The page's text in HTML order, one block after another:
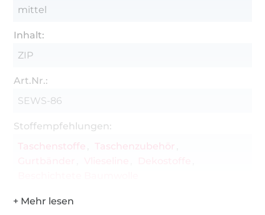
Schnittmuster mit allen Schnittgrößen im DIN
Bananentasche:
3 praktische Größen
verwendbar als klassische Schultertasche oder
Cross Bag
aufgesetztes Steckfach im Futter
mit 2-Wege-Zipper
mittel
Inhalt:
ZIP
Art.Nr.:
SEWS-86
Stoffempfehlungen:
Taschenstoffe
Taschenzubehör